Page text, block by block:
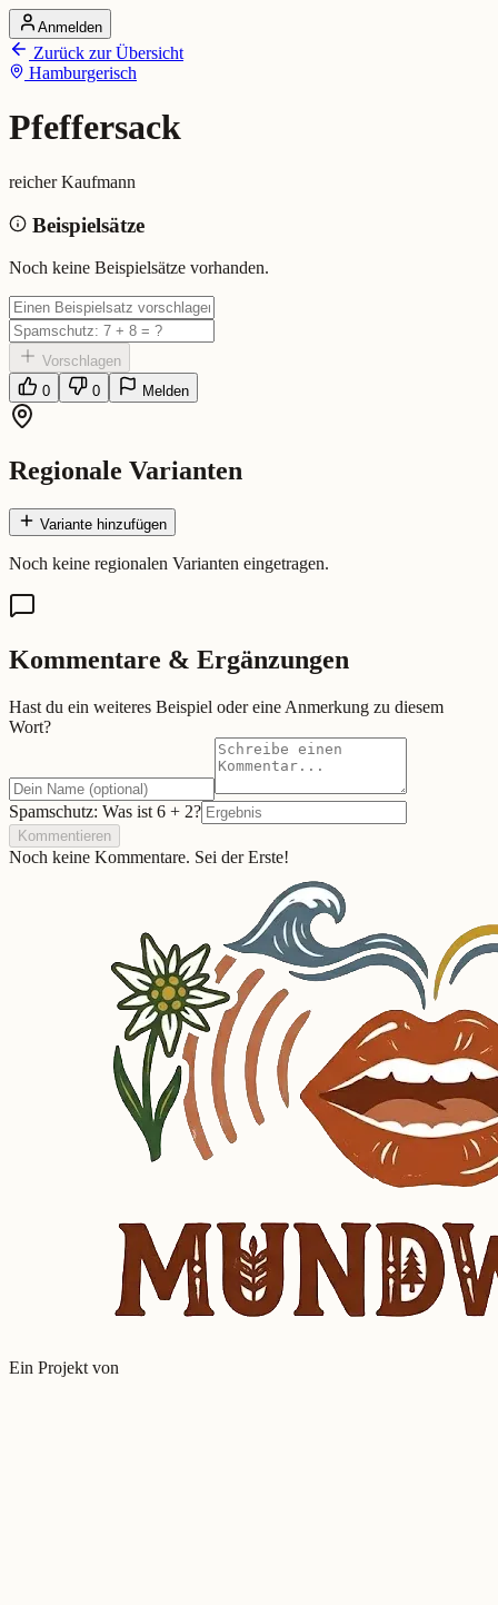
Startseite
Alle Dialekte
Dialekte vergleichen
Dialekt-Karte
Ranking
Pfeffersack (Hamburgerisch)
Bedeutung:reicher Kaufmann
Anmelden
Zurück zur Übersicht
Hamburgerisch
Pfeffersack
reicher Kaufmann
Beispielsätze
Noch keine Beispielsätze vorhanden.
Vorschlagen
0
0 Melden
Regionale Varianten
Variante hinzufügen
Noch keine regionalen Varianten eingetragen.
Kommentare & Ergänzungen
Hast du ein weiteres Beispiel oder eine Anmerkung zu diesem
Wort?
Spamschutz: Was ist 6 + 2?
Kommentieren
Noch keine Kommentare. Sei der Erste!
Ein Projekt von